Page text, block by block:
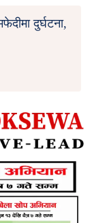
दुर्घटना,